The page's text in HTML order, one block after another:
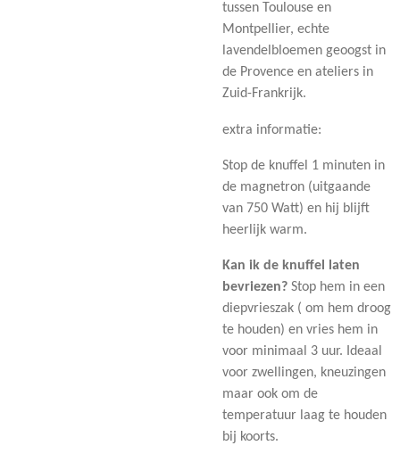
tussen Toulouse en
Montpellier, echte
lavendelbloemen geoogst in
de Provence en ateliers in
Zuid-Frankrijk.
extra informatie:
Stop de knuffel 1 minuten in
de magnetron (uitgaande
van 750 Watt) en hij blijft
heerlijk warm.
Kan ik de knuffel laten
bevriezen? Stop hem in een
diepvrieszak ( om hem droog
te houden) en vries hem in
voor minimaal 3 uur. Ideaal
voor zwellingen, kneuzingen
maar ook om de
temperatuur laag te houden
bij koorts.